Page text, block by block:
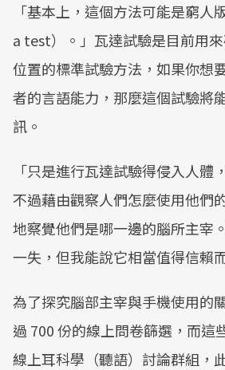
「基本上，這個方法可能是窮人
a test）。」瓦達試驗是目前用
位置的標準試驗方法，如果你想
者的言語能力，那麼這個試驗將
訊。
「只是進行瓦達試驗得侵入人體
不過藉由觀察人們怎麼使用他們
地察覺他們是哪一邊的腦所主宰
一失，但我能說它相當值得信賴
為了探究腦部主宰與手機使用的
過 700 份的線上問卷篩選，而這
線上耳科學（聽語）討論群組，